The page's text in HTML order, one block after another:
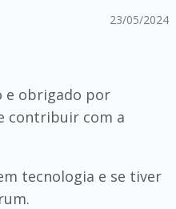
23/05/2024
e obrigado por
contribuir com a
tecnologia e se tiver